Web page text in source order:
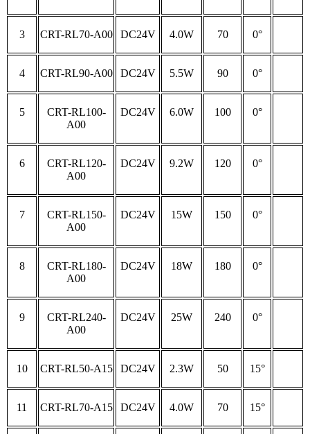
3 CRT-RL70-A00 DC24V 4.0W 70 0°
4 CRT-RL90-A00 DC24V 5.5W 90 0°
5
CRT-RL100-
A00
DC24V 6.0W 100 0°
6
CRT-RL120-
A00
DC24V 9.2W 120 0°
7
CRT-RL150-
A00
DC24V 15W 150 0°
8
CRT-RL180-
A00
DC24V 18W 180 0°
9
CRT-RL240-
A00
DC24V 25W 240 0°
10 CRT-RL50-A15 DC24V 2.3W 50 15°
11 CRT-RL70-A15 DC24V 4.0W 70 15°